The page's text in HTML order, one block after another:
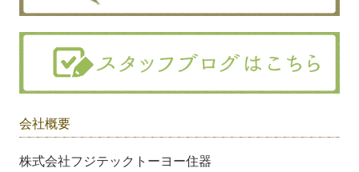
会社概要
株式会社フジテックトーヨー住器